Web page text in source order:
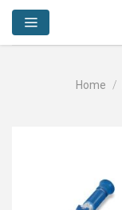
Skip
content
Home /